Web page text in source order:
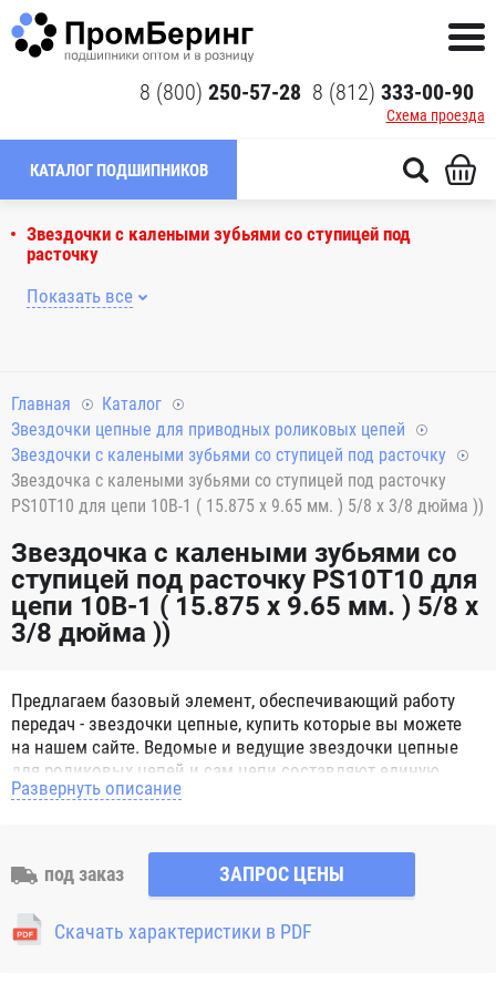
8 (800) 250-57-28 8 (812) 333-00-90
Схема проезда
КАТАЛОГ ПОДШИПНИКОВ
Звездочки с калеными зубьями со ступицей под
расточку
Показать все
Главная
Каталог
Звездочки цепные для приводных роликовых цепей
Звездочки с калеными зубьями со ступицей под расточку
Звездочка с калеными зубьями со ступицей под расточку
PS10T10 для цепи 10B-1 ( 15.875 x 9.65 мм. ) 5/8 x 3/8 дюйма ))
Звездочка с калеными зубьями со
ступицей под расточку PS10T10 для
цепи 10B-1 ( 15.875 x 9.65 мм. ) 5/8 x
3/8 дюйма ))
Предлагаем базовый элемент, обеспечивающий работу
передач - звездочки цепные, купить которые вы можете
на нашем сайте. Ведомые и ведущие звездочки цепные
для роликовых цепей и сам цепи составляют единую
систему, способную справиться с мощными нагрузками.
вала. Норматив, определяющий характеристики и
параметры, согласно которым изготавливаются
звездочки цепные – ГОСТ 13576-81, а для цепей втулочных
и роликовых - ГОСТ 591-69. Выпускаются следующие
Развернуть описание
под заказ ЗАПРОС ЦЕНЫ
Скачать характеристики в PDF